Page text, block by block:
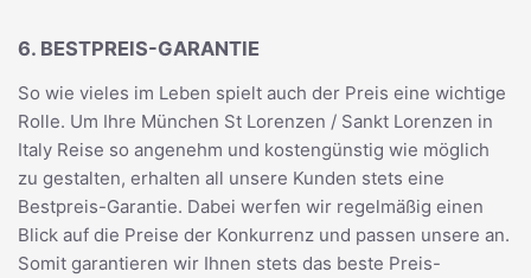
6. BESTPREIS-GARANTIE
So wie vieles im Leben spielt auch der Preis eine wichtige
Rolle. Um Ihre München St Lorenzen / Sankt Lorenzen in
Italy Reise so angenehm und kostengünstig wie möglich
zu gestalten, erhalten all unsere Kunden stets eine
Bestpreis-Garantie. Dabei werfen wir regelmäßig einen
Blick auf die Preise der Konkurrenz und passen unsere an.
Somit garantieren wir Ihnen stets das beste Preis-